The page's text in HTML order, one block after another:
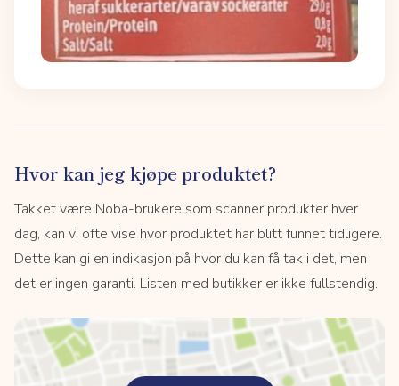
Hvor kan jeg kjøpe produktet?
Takket være Noba-brukere som scanner produkter hver
dag, kan vi ofte vise hvor produktet har blitt funnet tidligere.
Dette kan gi en indikasjon på hvor du kan få tak i det, men
det er ingen garanti. Listen med butikker er ikke fullstendig.